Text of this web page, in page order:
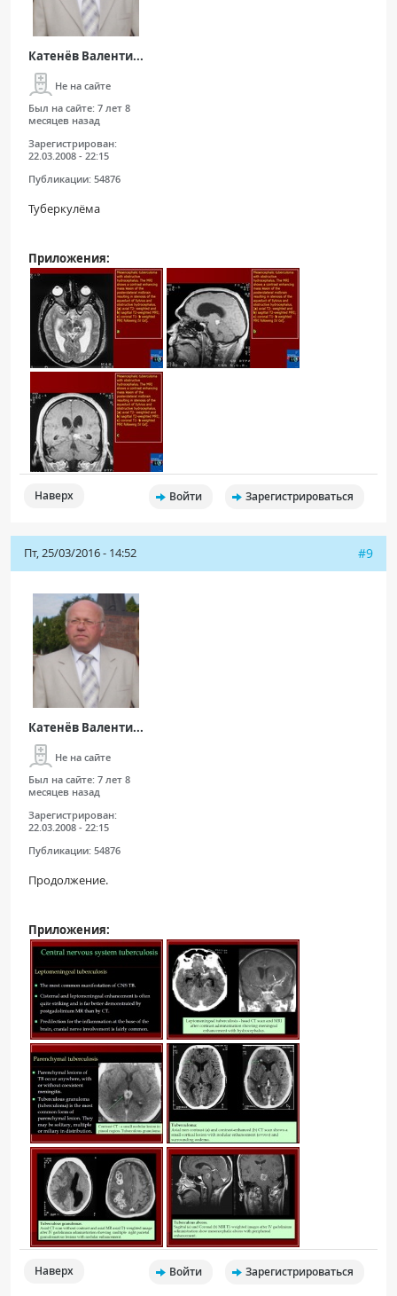
Катенёв Валенти...
Не на сайте
Был на сайте: 7 лет 8
месяцев назад
Зарегистрирован:
22.03.2008 - 22:15
Публикации: 54876
Туберкулёма
Приложения:
Наверх Войти Зарегистрироваться
Пт, 25/03/2016 - 14:52 #9
Катенёв Валенти...
Не на сайте
Был на сайте: 7 лет 8
месяцев назад
Зарегистрирован:
22.03.2008 - 22:15
Публикации: 54876
Продолжение.
Приложения:
Наверх Войти Зарегистрироваться